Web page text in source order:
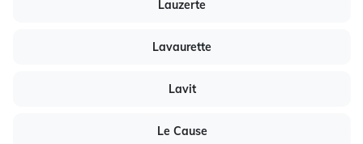
Lauzerte
Lavaurette
Lavit
Le Cause